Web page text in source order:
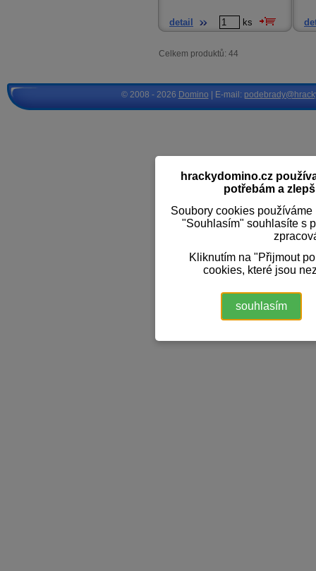
detail ks
Celkem produktů: 44
hrackydomino.cz
potřebám a
Soubory cookies
"Souhlasím" souhlasíte s
Kliknutím na "Přijmout
cookies, které jsou
souhlasím
© 2008 - 2026 Domino | E-mail: